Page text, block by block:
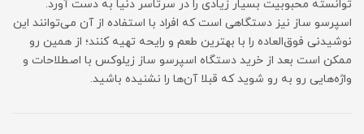
توانسته محبوبیت بسیار زیادی را در سرتاسر دنیا به دست آورد.
اسپرسو ساز نیز دستگاهی است که افراد با استفاده از آن می‌توانند این
نوشیدنی فوق‌العاده را با بهترین طعم و رایحه تهیه کنند؛ از همین رو
ممکن است بعد از خرید دستگاه اسپرسو ساز زیلوکس با اصطلاحات و
واژه‌هایی رو به رو شوید که قبلا آن‌ها را نشنیده باشید.